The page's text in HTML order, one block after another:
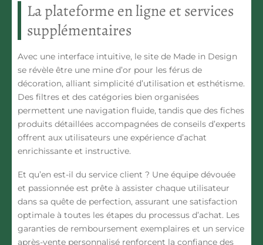
La plateforme en ligne et services
supplémentaires
Avec une interface intuitive, le site de Made in Design
se révèle être une mine d’or pour les férus de
décoration, alliant simplicité d’utilisation et esthétisme.
Des filtres et des catégories bien organisées
permettent une navigation fluide, tandis que des fiches
produits détaillées accompagnées de conseils d’experts
offrent aux utilisateurs une expérience d’achat
enrichissante et instructive.
Et qu’en est-il du service client ? Une équipe dévouée
et passionnée est prête à assister chaque utilisateur
dans sa quête de perfection, assurant une satisfaction
optimale à toutes les étapes du processus d’achat. Les
garanties de remboursement exemplaires et un service
après-vente personnalisé renforcent la confiance des